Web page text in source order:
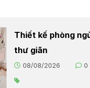
Thiết kế phòng
thư giãn
08/08/2026 0